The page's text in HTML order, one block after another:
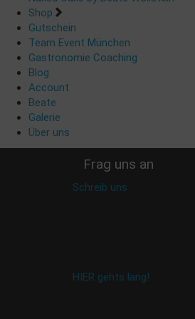
Shop
Gutschein
Team Event München
Gastronomie Coaching
Blog
Account
Beate
Galerie
Über uns
Frag uns an
Schreib uns
HIER gehts lang!